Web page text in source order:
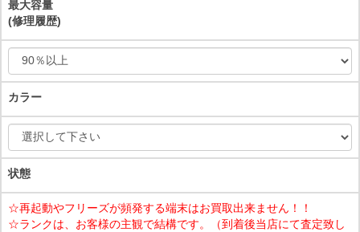
最大容量
(修理履歴)
カラー
状態
☆再起動やフリーズが頻発する端末はお買取出来ません！！
☆ランクは、お客様の主観で結構です。（到着後当店にて査定致し